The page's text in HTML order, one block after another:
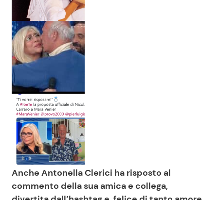
Anche Antonella Clerici ha risposto al
commento della sua amica e collega,